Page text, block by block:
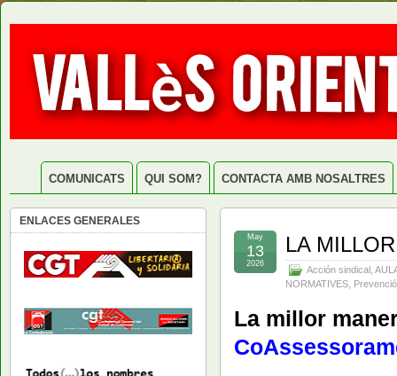
COMUNICATS QUI SOM? CONTACTA AMB NOSALTRES
LA
Acción sindical
NORMATIVES
May
13
2026
La millor
ENLACES GENERALES